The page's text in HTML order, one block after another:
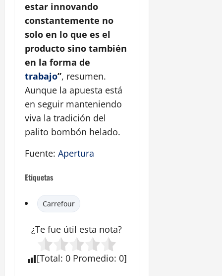
estar innovando
constantemente no
solo en lo que es el
producto sino también
en la forma de
trabajo”, resumen.
Aunque la apuesta está
en seguir manteniendo
viva la tradición del
palito bombón helado.
Fuente: Apertura
Etiquetas
Carrefour
¿Te fue útil esta nota?
[Total: 0 Promedio: 0]